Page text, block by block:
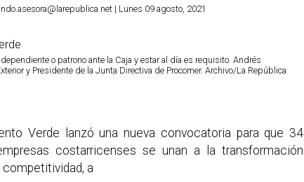
| Lunes 09 agosto, 2021
o patrono ante la Caja y estar al día es requisito. Andrés
y Presidente de la Junta Directiva de Procomer. Archivo/La República
Verde lanzó una nueva convocatoria para que 34
costarricenses se unan a la transformación
a